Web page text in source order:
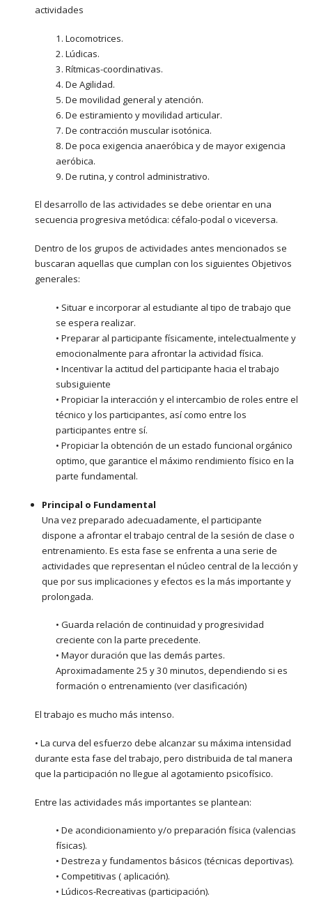
actividades
1. Locomotrices.
2. Lúdicas.
3. Rítmicas-coordinativas.
4. De Agilidad.
5. De movilidad general y atención.
6. De estiramiento y movilidad articular.
7. De contracción muscular isotónica.
8. De poca exigencia anaeróbica y de mayor exigencia
aeróbica.
9. De rutina, y control administrativo.
El desarrollo de las actividades se debe orientar en una
secuencia progresiva metódica: céfalo-podal o viceversa.
Dentro de los grupos de actividades antes mencionados se
buscaran aquellas que cumplan con los siguientes Objetivos
generales:
• Situar e incorporar al estudiante al tipo de trabajo que
se espera realizar.
• Preparar al participante físicamente, intelectualmente y
emocionalmente para afrontar la actividad física.
• Incentivar la actitud del participante hacia el trabajo
subsiguiente
• Propiciar la interacción y el intercambio de roles entre el
técnico y los participantes, así como entre los
participantes entre sí.
• Propiciar la obtención de un estado funcional orgánico
optimo, que garantice el máximo rendimiento físico en la
parte fundamental.
Principal o Fundamental
Una vez preparado adecuadamente, el participante
dispone a afrontar el trabajo central de la sesión de clase o
entrenamiento. Es esta fase se enfrenta a una serie de
actividades que representan el núcleo central de la lección y
que por sus implicaciones y efectos es la más importante y
prolongada.
• Guarda relación de continuidad y progresividad
creciente con la parte precedente.
• Mayor duración que las demás partes.
Aproximadamente 25 y 30 minutos, dependiendo si es
formación o entrenamiento (ver clasificación)
El trabajo es mucho más intenso.
• La curva del esfuerzo debe alcanzar su máxima intensidad
durante esta fase del trabajo, pero distribuida de tal manera
que la participación no llegue al agotamiento psicofísico.
Entre las actividades más importantes se plantean:
• De acondicionamiento y/o preparación física (valencias
físicas).
• Destreza y fundamentos básicos (técnicas deportivas).
• Competitivas ( aplicación).
• Lúdicos-Recreativas (participación).